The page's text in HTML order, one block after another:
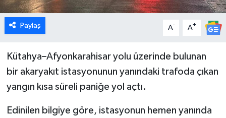
Paylaş A- A+
Kütahya–Afyonkarahisar yolu üzerinde bulunan
bir akaryakıt istasyonunun yanındaki trafoda çıkan
yangın kısa süreli paniğe yol açtı.
Edinilen bilgiye göre, istasyonun hemen yanında
Gediz
Genel
Gündem
Hisarcık
İlçeler